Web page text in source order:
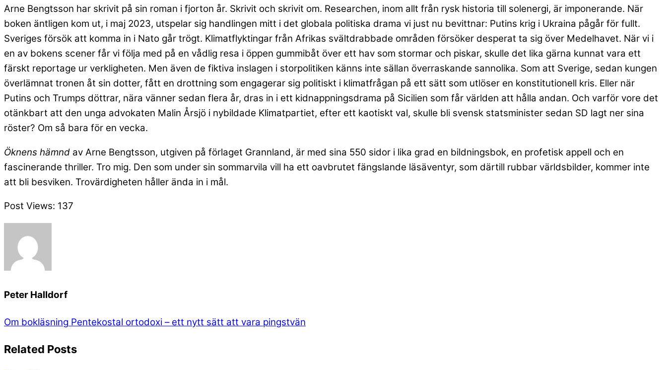
Arne Bengtsson har skrivit på sin roman i fjorton år. Skrivit och skrivit om. Researchen, inom allt från rysk historia till solenergi, är imponerande. När
boken äntligen kom ut, i maj 2023, utspelar sig handlingen mitt i det globala politiska drama vi just nu bevittnar: Putins krig i Ukraina pågår för fullt.
Sveriges försök att komma in i Nato går trögt. Klimatflyktingar från Afrikas svältdrabbade områden försöker desperat ta sig över Medelhavet. När vi i
en av bokens scener får vi följa med på en vådlig resa i öppen gummibåt över ett hav som stormar och piskar, skulle det lika gärna kunnat vara ett
färskt reportage ur verkligheten. Men även de fiktiva inslagen i storpolitiken känns inte sällan överraskande sannolika. Som att Sverige, sedan kungen
överlämnat tronen åt sin dotter, fått en drottning som engagerar sig politiskt i klimatfrågan på ett sätt som utlöser en konstitutionell kris. Eller när
Putins och Trumps döttrar, nära vänner sedan flera år, dras in i ett kidnappningsdrama på Sicilien som får världen att hålla andan. Och varför vore det
otänkbart att den unga advokaten Malin Årsjö i nybildade Klimatpartiet, efter ett kaotiskt val, skulle bli svensk statsminister sedan SD lagt ner sina
röster? Om så bara för en vecka.
Öknens hämnd av Arne Bengtsson, utgiven på förlaget Grannland, är med sina 550 sidor i lika grad en bildningsbok, en profetisk appell och en
fascinerande thriller. Tro mig. Den som under sin sommarvila vill ha ett oavbrutet fängslande läsäventyr, som därtill rubbar världsbilder, kommer inte
att bli besviken. Trovärdigheten håller ända in i mål.
Post Views: 137
Peter Halldorf
Om bokläsning Pentekostal ortodoxi – ett nytt sätt att vara pingstvän
Related Posts